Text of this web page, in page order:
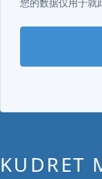
您的数据仅用于就
KUDRET